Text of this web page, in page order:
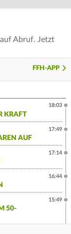
Abruf. Jetzt
FFH-APP
18:03
AUF
17:49
17:14
16:44
50-
15:49